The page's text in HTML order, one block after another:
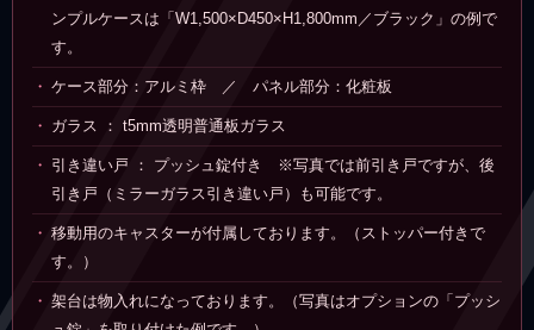
ンプルケースは「W1,500×D450×H1,800mm／ブラック」の例で
す。
ケース部分：アルミ枠 ／ パネル部分：化粧板
ガラス ： t5mm透明普通板ガラス
引き違い戸 ： プッシュ錠付き ※写真では前引き戸ですが、後
引き戸（ミラーガラス引き違い戸）も可能です。
移動用のキャスターが付属しております。（ストッパー付きで
す。）
架台は物入れになっております。（写真はオプションの「プッシ